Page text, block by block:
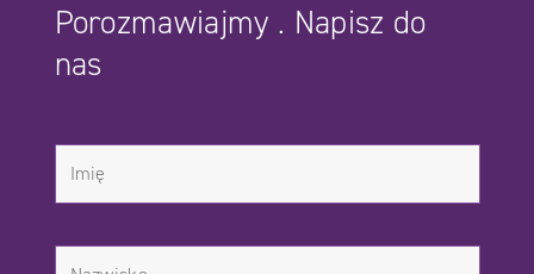
Porozmawiajmy . Napisz do
nas